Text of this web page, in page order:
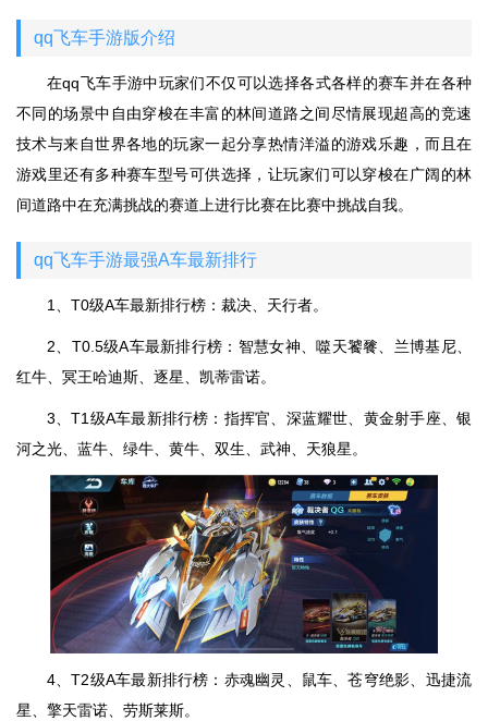
qq飞车手游版介绍
在qq飞车手游中玩家们不仅可以选择各式各样的赛车并在各种
不同的场景中自由穿梭在丰富的林间道路之间尽情展现超高的竞速
技术与来自世界各地的玩家一起分享热情洋溢的游戏乐趣，而且在
游戏里还有多种赛车型号可供选择，让玩家们可以穿梭在广阔的林
间道路中在充满挑战的赛道上进行比赛在比赛中挑战自我。
qq飞车手游最强A车最新排行
1、T0级A车最新排行榜：裁决、天行者。
2、T0.5级A车最新排行榜：智慧女神、噬天饕餮、兰博基尼、
红牛、冥王哈迪斯、逐星、凯蒂雷诺。
3、T1级A车最新排行榜：指挥官、深蓝耀世、黄金射手座、银
河之光、蓝牛、绿牛、黄牛、双生、武神、天狼星。
4、T2级A车最新排行榜：赤魂幽灵、鼠车、苍穹绝影、迅捷流
星、擎天雷诺、劳斯莱斯。